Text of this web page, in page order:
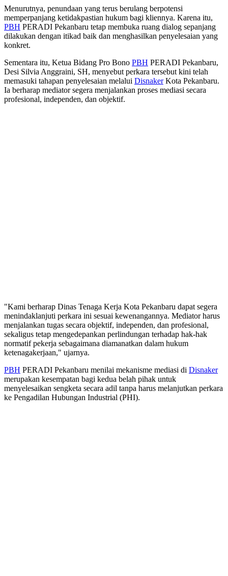
Menurutnya, penundaan yang terus berulang berpotensi
memperpanjang ketidakpastian hukum bagi kliennya. Karena itu,
PBH PERADI Pekanbaru tetap membuka ruang dialog sepanjang
dilakukan dengan itikad baik dan menghasilkan penyelesaian yang
konkret.
Sementara itu, Ketua Bidang Pro Bono PBH PERADI Pekanbaru,
Desi Silvia Anggraini, SH, menyebut perkara tersebut kini telah
memasuki tahapan penyelesaian melalui DisnakerKota Pekanbaru.
Ia berharap mediator segera menjalankan proses mediasi secara
profesional, independen, dan objektif.
"Kami berharap Dinas Tenaga Kerja Kota Pekanbaru dapat segera
menindaklanjuti perkara ini sesuai kewenangannya. Mediator harus
menjalankan tugas secara objektif, independen, dan profesional,
sekaligus tetap mengedepankan perlindungan terhadap hak-hak
normatif pekerja sebagaimana diamanatkan dalam hukum
ketenagakerjaan," ujarnya.
PBH PERADI Pekanbaru menilai mekanisme mediasi di Disnaker
merupakan kesempatan bagi kedua belah pihak untuk
menyelesaikan sengketa secara adil tanpa harus melanjutkan perkara
ke Pengadilan Hubungan Industrial (PHI).